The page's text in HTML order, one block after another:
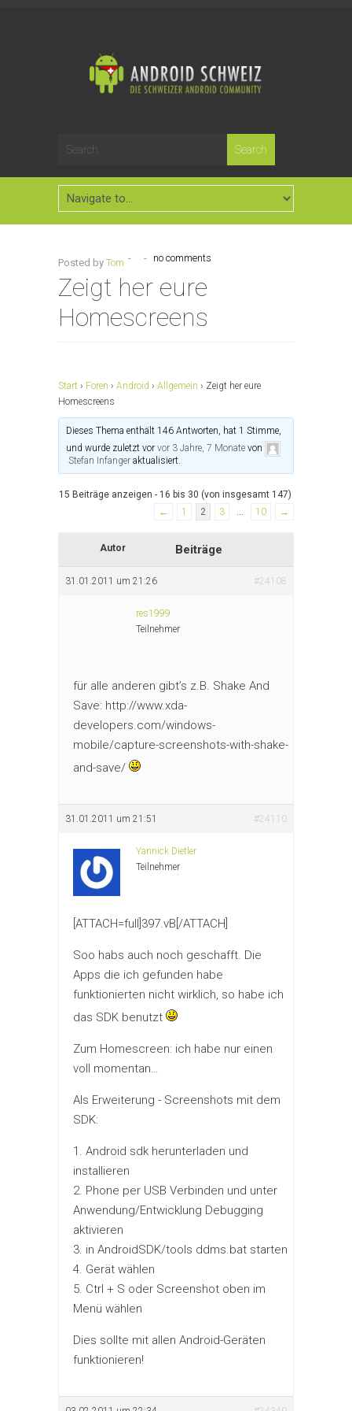
Posted by Tom - - no comments
Zeigt her eure
Homescreens
Start › Foren › Android › Allgemein › Zeigt her eure
Homescreens
Dieses Thema enthält 146 Antworten, hat 1 Stimme,
und wurde zuletzt vorvor 3 Jahre, 7 Monate von
Stefan Infanger aktualisiert.
15 Beiträge anzeigen - 16 bis 30 (von insgesamt 147)
←
1 2 3 10 →
Autor Beiträge
31.01.2011 um 21:26 #24108
res1999
Teilnehmer
für alle anderen gibt’s z.B. Shake And
Save: http://www.xda-
developers.com/windows-
mobile/capture-screenshots-with-shake-
and-save/
31.01.2011 um 21:51 #24110
Yannick Dietler
Teilnehmer
[ATTACH=full]397.vB[/ATTACH]
Soo habs auch noch geschafft. Die
Apps die ich gefunden habe
funktionierten nicht wirklich, so habe ich
das SDK benutzt
Zum Homescreen: ich habe nur einen
voll momentan…
Als Erweiterung - Screenshots mit dem
SDK:
1. Android sdk herunterladen und
installieren
2. Phone per USB Verbinden und unter
Anwendung/Entwicklung Debugging
aktivieren
3. in AndroidSDK/tools ddms.bat starten
4. Gerät wählen
5. Ctrl + S oder Screenshot oben im
Menü wählen
Dies sollte mit allen Android-Geräten
funktionieren!